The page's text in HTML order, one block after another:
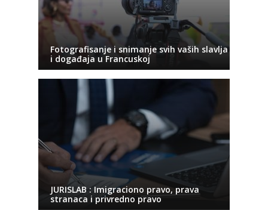
Fotografisanje i snimanje svih vaših slavlja
i događaja u Francuskoj
JURISLAB : Imigraciono pravo, prava
stranaca i privredno pravo